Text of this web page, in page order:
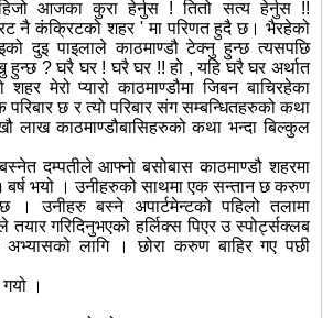
आजका कुरा हेर्नुस ! तितो सत्य हेर्नुस !!
नै कंक्रिटको शहर ' मा परिणत हुदै छ। भैरहेको
दुइ पाइलाले काठमाण्डौ टेक्नु हुन्छ त्यसपछि
? घरै घर ! घरै घर !! हो , यहि घरै घर अर्थात
मेरो प्यारो काठमाण्डौमा जिबन बाचिरहेका
छ र त्यो परिबार संग सम्बन्धितहरुको कथा
काठमाण्डौबासिहरुको कथा भन्दा बिल्कुल
दम्पतीले आफ्नो बसोबास काठमाण्डौ शहरमा
बर्ष भयो । उनीहरुको साथमा एक सन्तान छ करुण
उनीहरु बस्ने अपार्टमेन्टको पहिलो तलामा
गरिदिनुभएको हर्लिक्स पिएर उ स्पोर्ट्सक्लब
अभ्यासको लागि । छोरा करुण बाहिर गए पछी
।